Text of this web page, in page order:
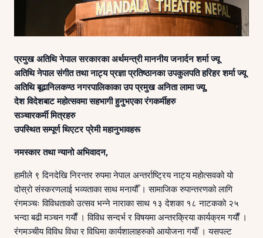
प्रमुख अतिथि नेपाल सरकारका अर्थमन्त्री माननीय जनार्दन शर्मा ज्यू
अतिथि नेपाल संगीत तथा नाट्य प्रज्ञा प्रतिष्ठानका उपकुलपति हरिहर शर्मा ज्यू
अतिथि बूढानिलकण्ठ नगरपालिकाका उप प्रमुख अनिता लामा ज्यू,
देश विदेशबाट महोत्सवमा सहभागी हुनुभएका रंगकर्मीहरु
सञ्चारकर्मी मित्रहरु
उपस्थित सम्पूर्ण थिएटर प्रेमी महानुभावहरू
नमस्कार तथा न्यानो अभिवादन,
हामीले ९ दिनदेखि निरन्तर रुपमा नेपाल अन्तर्राष्ट्रिय नाट्य महोत्सवको यो
दोस्रो संस्करणलाई भव्यताका साथ मनायौँ । सामाजिक रुपान्तरणको लागि
रंगमञ्चः विविधताको उत्सव भन्ने नाराका साथ १३ देशका १८ नाटकको २५
भन्दा बढी मञ्चन गर्यौं । विविध सन्दर्भ र विषयमा अन्तरक्रिया कार्यक्रम गर्यौं ।
रंगमञ्चीय विविध विधा र विधिमा कार्यशालाहरुको आयोजना गर्यौँ । यसपल्ट